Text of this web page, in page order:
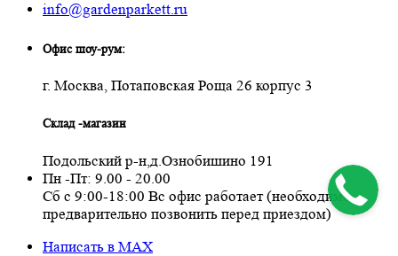
info@gardenparkett.ru
Офис шоу-рум:
г. Москва, Потаповская Роща 26 корпус 3
Склад -магазин
Подольский р-н,д.Ознобишино 191
Пн -Пт: 9.00 - 20.00
Сб с 9:00-18:00 Вс офис работает (необходимо
предварительно позвонить перед приездом)
Написать в MAX